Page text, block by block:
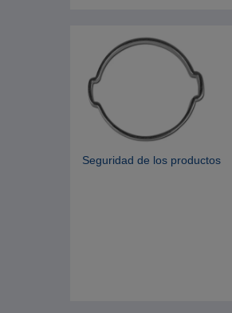
Seguridad de los productos